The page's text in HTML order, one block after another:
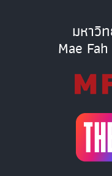
มหาวิ
Mae